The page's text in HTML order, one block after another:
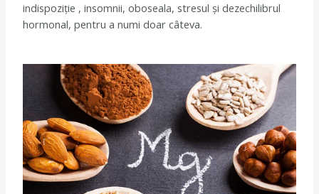
indispoziție , insomnii, oboseala, stresul și dezechilibrul
hormonal, pentru a numi doar câteva.